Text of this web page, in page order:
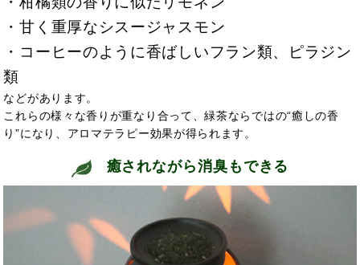
・甘く重厚なシスージャスモン
・コーヒーのように香ばしいフラン類、ピラジン
類
などがあります。
これらの様々な香りが重なり合って、緑茶ならではの“癒しの香
り”になり、アロマテラピー効果が得られます。
癒されながら消臭もできる